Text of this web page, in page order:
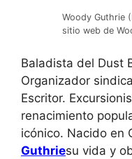
Woody Guthrie
sitio web de
Baladista del Dust
Organizador
Escritor.
renacimiento
icónico. Nacido en
Guthriesu vida y